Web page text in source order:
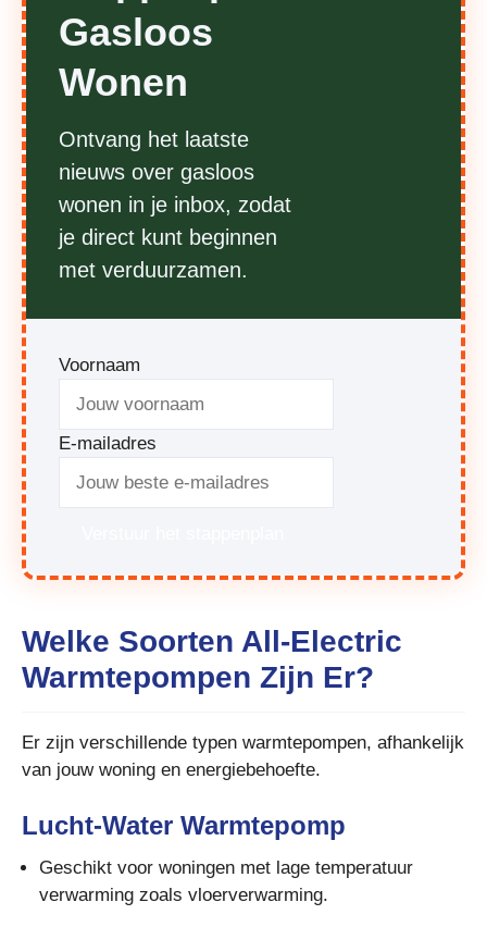
Gasloos
Wonen
Ontvang het laatste
nieuws over gasloos
wonen in je inbox, zodat
je direct kunt beginnen
met verduurzamen.
Voornaam
E-mailadres
Welke Soorten All-Electric
Warmtepompen Zijn Er?
Er zijn verschillende typen warmtepompen, afhankelijk
van jouw woning en energiebehoefte.
Lucht-Water Warmtepomp
Geschikt voor woningen met lage temperatuur
verwarming zoals vloerverwarming.